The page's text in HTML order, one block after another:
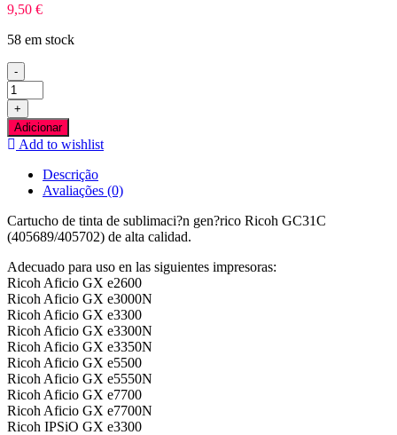
9,50 €
58 em stock
-
Quantidade
de
Ricoh
GC31C
Azul
Tinteiro
Sublima??
Compativel
+
Adicionar
Add to wishlist
Descrição
Avaliações (0)
Cartucho de tinta de sublimaci?n gen?rico Ricoh GC31C
(405689/405702) de alta calidad.
Adecuado para uso en las siguientes impresoras:
Ricoh Aficio GX e2600
Ricoh Aficio GX e3000N
Ricoh Aficio GX e3300
Ricoh Aficio GX e3300N
Ricoh Aficio GX e3350N
Ricoh Aficio GX e5500
Ricoh Aficio GX e5550N
Ricoh Aficio GX e7700
Ricoh Aficio GX e7700N
Ricoh IPSiO GX e3300